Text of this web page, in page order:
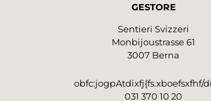
GESTORE
Sentieri Svizzeri
Monbijoustrasse 61
3007 Berna
obfc:jogpAtdixfj{fs.xboefsxfhf/
031 370 10 20